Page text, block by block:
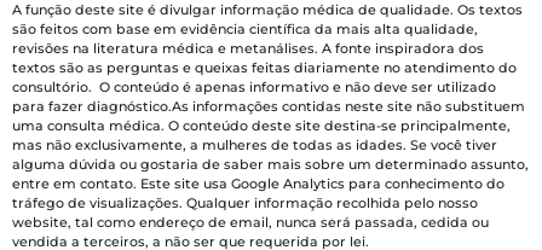
A função deste site é divulgar informação médica de qualidade. Os textos
são feitos com base em evidência científica da mais alta qualidade,
revisões na literatura médica e metanálises. A fonte inspiradora dos
textos são as perguntas e queixas feitas diariamente no atendimento do
consultório. O conteúdo é apenas informativo e não deve ser utilizado
para fazer diagnóstico.As informações contidas neste site não substituem
uma consulta médica. O conteúdo deste site destina-se principalmente,
mas não exclusivamente, a mulheres de todas as idades. Se você tiver
alguma dúvida ou gostaria de saber mais sobre um determinado assunto,
entre em contato. Este site usa Google Analytics para conhecimento do
tráfego de visualizações. Qualquer informação recolhida pelo nosso
website, tal como endereço de email, nunca será passada, cedida ou
vendida a terceiros, a não ser que requerida por lei.